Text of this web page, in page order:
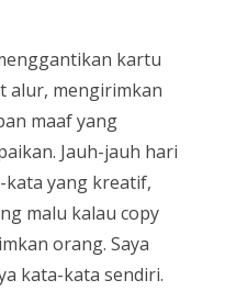
kartu
alur, mengirimkan
maaf yang
Jauh-jauh hari
kata yang kreatif,
malu kalau copy
orang. Saya
kata-kata sendiri.